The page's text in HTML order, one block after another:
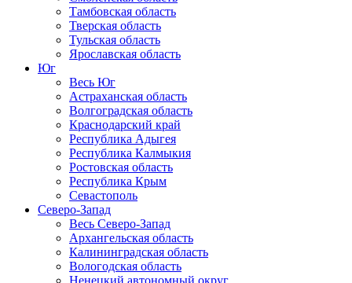
Тамбовская область
Тверская область
Тульская область
Ярославская область
Юг
Весь Юг
Астраханская область
Волгоградская область
Краснодарский край
Республика Адыгея
Республика Калмыкия
Ростовская область
Республика Крым
Севастополь
Северо-Запад
Весь Северо-Запад
Архангельская область
Калининградская область
Вологодская область
Ненецкий автономный округ